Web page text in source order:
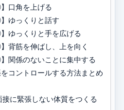
角を上げる
っくりと話す
っくりと手を広げる
筋を伸ばし、上を向く
係のないことに集中する
ントロールする方法まとめ
に緊張しない体質をつくる